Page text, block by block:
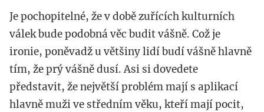
Je pochopitelné, že v době zuřících kulturních
válek bude podobná věc budit vášně. Což je
ironie, poněvadž u většiny lidí budí vášně hlavně
tím, že prý vášně dusí. Asi si dovedete
představit, že největší problém mají s aplikací
hlavně muži ve středním věku, kteří mají pocit,